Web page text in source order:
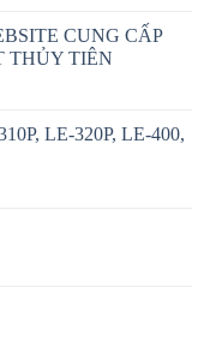
CUNG CẤP
THỦY TIÊN
LE-320P, LE-400,